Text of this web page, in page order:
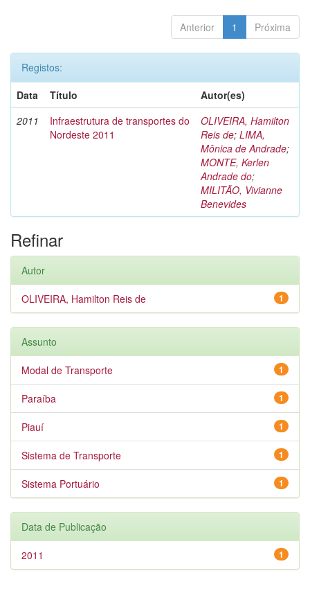
Anterior 1 Próxima
Registos:
Data
Título
Autor(es)
2011
Infraestrutura de transportes do
Nordeste 2011
OLIVEIRA, Hamilton
Reis de; LIMA,
Mônica de Andrade;
MONTE, Kerlen
Andrade do;
MILITÃO, Vivianne
Benevides
Refinar
Autor
1
OLIVEIRA, Hamilton Reis de
Assunto
1
Modal de Transporte
1
Paraíba
1
Piauí
1
Sistema de Transporte
1
Sistema Portuário
Data de Publicação
1
2011